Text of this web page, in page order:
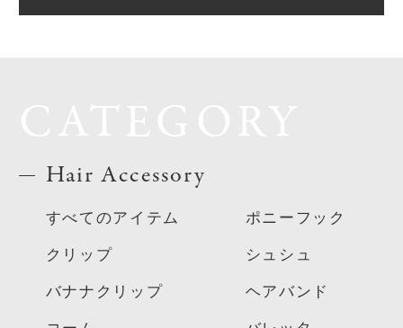
Hair Accessory
すべてのアイテム
クリップ
バナナクリップ
ポニーフック
シュシュ
ヘアバンド